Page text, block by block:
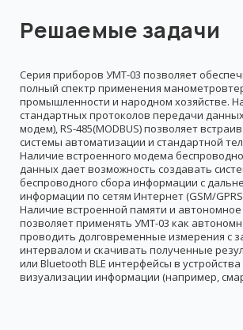
Решаемые задачи
Серия приборов УМТ-03 позволяет
полный спектр применения
промышленности и народном хозяйстве.
стандартных протоколов передачи данных
модем), RS-485(MODBUS) позволяет
системы автоматизации и стандартной
Наличие встроенного модема
данных дает возможность создавать
беспроводного сбора информации с
информации по сетям Интернет (GSM/
Наличие встроенной памяти и
позволяет применять УМТ-03 как
проводить долговременные измерения с
интервалом и скачивать полученные
или Bluetooth BLE интерфейсы в
визуализации информации (например,